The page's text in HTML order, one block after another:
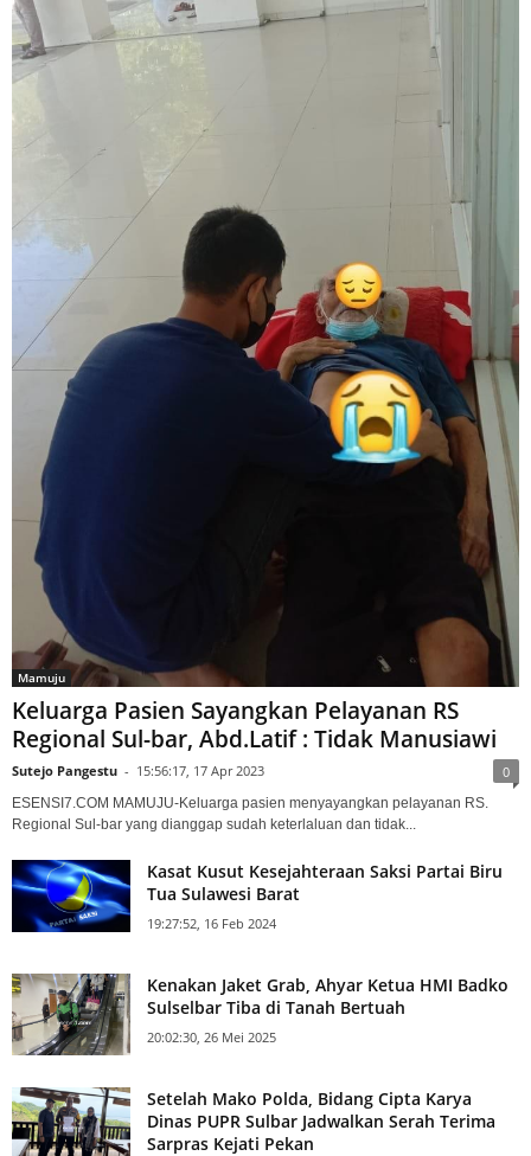
Mamuju
Keluarga Pasien Sayangkan Pelayanan RS
Regional Sul-bar, Abd.Latif : Tidak Manusiawi
Sutejo Pangestu - 15:56:17, 17 Apr 2023 0
ESENSI7.COM MAMUJU-Keluarga pasien menyayangkan pelayanan RS.
Regional Sul-bar yang dianggap sudah keterlaluan dan tidak...
Kasat Kusut Kesejahteraan Saksi Partai Biru
Tua Sulawesi Barat
19:27:52, 16 Feb 2024
Kenakan Jaket Grab, Ahyar Ketua HMI Badko
Sulselbar Tiba di Tanah Bertuah
20:02:30, 26 Mei 2025
Setelah Mako Polda, Bidang Cipta Karya
Dinas PUPR Sulbar Jadwalkan Serah Terima
Sarpras Kejati Pekan